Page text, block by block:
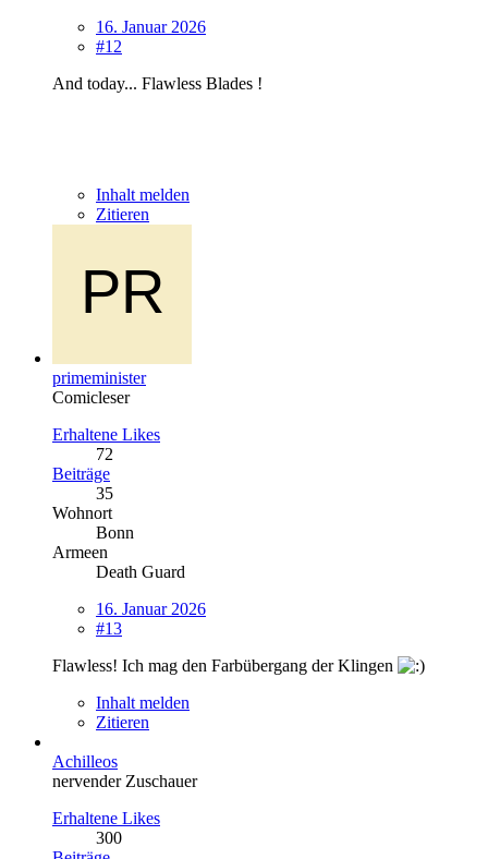
16. Januar 2026
#12
And today... Flawless Blades !
Inhalt melden
Zitieren
primeminister
Comicleser
Erhaltene Likes
72
Beiträge
35
Wohnort
Bonn
Armeen
Death Guard
16. Januar 2026
#13
Flawless! Ich mag den Farbübergang der Klingen
Inhalt melden
Zitieren
Achilleos
nervender Zuschauer
Erhaltene Likes
300